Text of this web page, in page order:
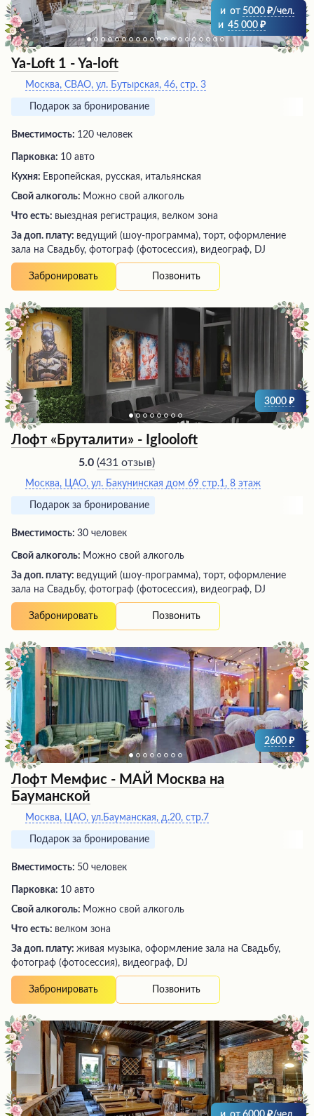
и от 5000
/чел.
и 45 000
Ya-Loft 1 - Ya-loft
Москва, СВАО, ул. Бутырская, 46, стр. 3
Подарок за бронирование
Вместимость: 120 человек
Парковка: 10 авто
Кухня: Европейская, русская, итальянская
Свой алкоголь: Можно свой алкоголь
Что есть: выездная регистрация, велком зона
За доп. плату: ведущий (шоу-программа), торт, оформление
зала на Свадьбу, фотограф (фотосессия), видеограф, DJ
Забронировать Позвонить
3000
Лофт «Бруталити» - Iglooloft
5.0 (431 отзыв)
Москва, ЦАО, ул. Бакунинская дом 69 стр.1, 8 этаж
Подарок за бронирование
Вместимость: 30 человек
Свой алкоголь: Можно свой алкоголь
За доп. плату: ведущий (шоу-программа), торт, оформление
зала на Свадьбу, фотограф (фотосессия), видеограф, DJ
Забронировать Позвонить
2600
Лофт Мемфис - МАЙ Москва на
Бауманской
Москва, ЦАО, ул.Бауманская, д.20, стр.7
Подарок за бронирование
Вместимость: 50 человек
Парковка: 10 авто
Свой алкоголь: Можно свой алкоголь
Что есть: велком зона
За доп. плату: живая музыка, оформление зала на Свадьбу,
фотограф (фотосессия), видеограф, DJ
Забронировать Позвонить